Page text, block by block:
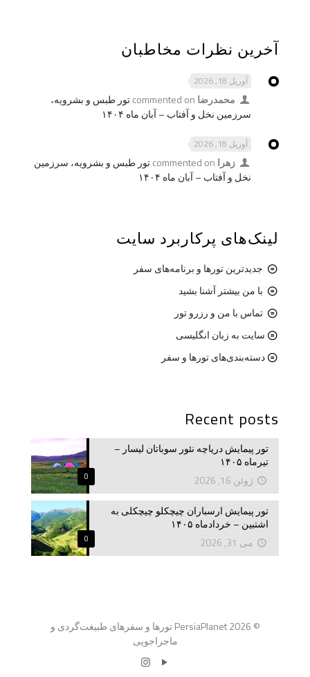
آخرین نظرات مخاطبان
آوریل 18, 2026
محمدرضا
تور طبس و بشرویه،
سرزمین نخل و آفتاب – آبان ماه ۱۴۰۴
آوریل 18, 2026
زهرا
تور طبس و بشرویه، سرزمین
نخل و آفتاب – آبان ماه ۱۴۰۴
لینک‌های پرکاربرد سایت
جدیدترین تورها و برنامه‌های سفر
با من بیشتر آشنا بشید
تماس با من و رزرو تور
سایت به زبان انگلیسی
دسته‌بندی‌های تورها و سفر
Recent posts
0
تور پیمایش دریاچه نئور سوباتان لیسار –
تیرماه ۱۴۰۵
ژوئن 16, 2026
0
تور پیمایش ارسباران چیچکلو چیچکلی به
اشتبین – خردادماه ۱۴۰۵
می 31, 2026
© 2026 PersiaPlanet تورها و سفرهای طبیغت‌گردی و
ماجراجویی